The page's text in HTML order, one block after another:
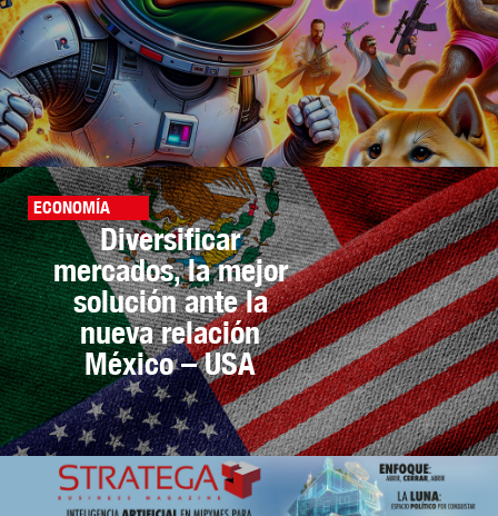
ECONOMÍA
Diversificar
mercados, la mejor
solución ante la
nueva relación
México – USA